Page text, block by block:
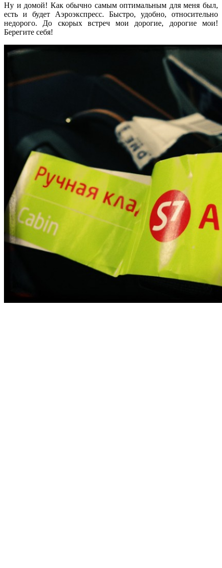
Ну и домой! Как обычно самым оптимальным для меня был,
есть и будет Аэроэкспресс. Быстро, удобно, относительно
недорого. До скорых встреч мои дорогие, дорогие мои!
Берегите себя!